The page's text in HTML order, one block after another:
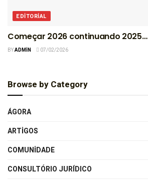
EDITORIAL
Começar 2026 continuando 2025…
BYADMIN 07/02/2026
Browse by Category
ÁGORA
ARTIGOS
COMUNIDADE
CONSULTÓRIO JURÍDICO